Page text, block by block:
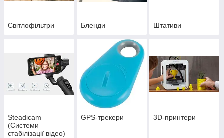
Світлофільтри Бленди Штативи
Steadicam
(Системи
стабілізації відео)
GPS-трекери 3D-принтери